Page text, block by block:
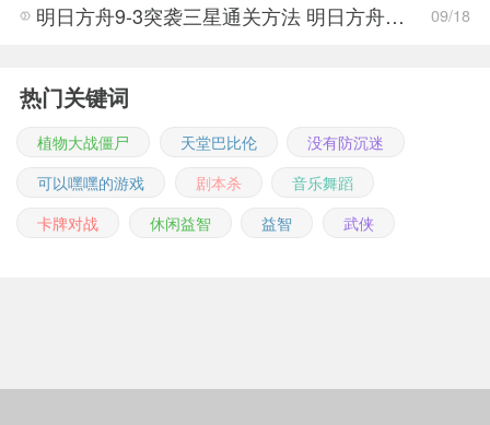
明日方舟9-3突袭三星通关方法 明日方舟9-3突袭如何通关 09/18
热门关键词
植物大战僵尸 天堂巴比伦
没有防沉迷
可以嘿嘿的游戏
剧本杀
音乐舞蹈
卡牌对战
休闲益智 益智 武侠